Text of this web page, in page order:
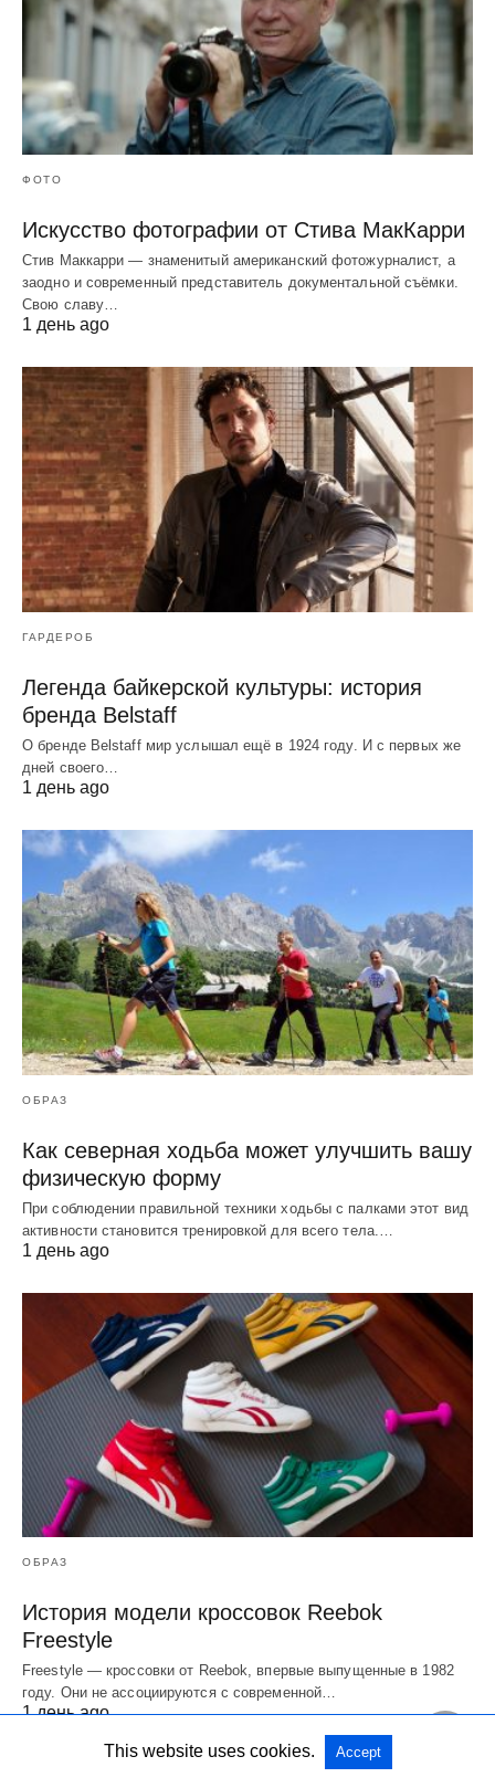
ФОТО
Искусство фотографии от Стива МакКарри
Стив Маккарри — знаменитый американский фотожурналист, а
заодно и современный представитель документальной съёмки.
Свою славу…
1 день ago
ГАРДЕРОБ
Легенда байкерской культуры: история
бренда Belstaff
О бренде Belstaff мир услышал ещё в 1924 году. И с первых же
дней своего…
1 день ago
ОБРАЗ
Как северная ходьба может улучшить вашу
физическую форму
При соблюдении правильной техники ходьбы с палками этот вид
активности становится тренировкой для всего тела.…
1 день ago
ОБРАЗ
История модели кроссовок Reebok
Freestyle
Freestyle — кроссовки от Reebok, впервые выпущенные в 1982
году. Они не ассоциируются с современной…
1 день ago
This website uses cookies. Accept